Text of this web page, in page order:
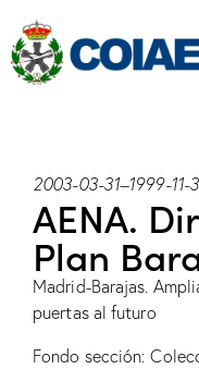
2003-03-31–1999-11-
AENA.
Plan
Madrid-Barajas.
puertas al futuro
Fondo sección: